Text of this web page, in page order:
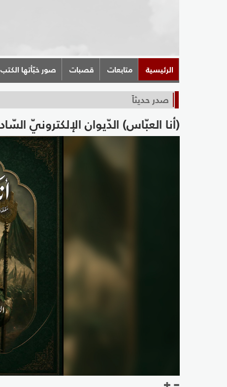
الرئيسية متابعات قصبات صور خبّأتها الكتب
صدر حديثاً
(أنا العبّاس) الدّيوان الإلكترونيّ